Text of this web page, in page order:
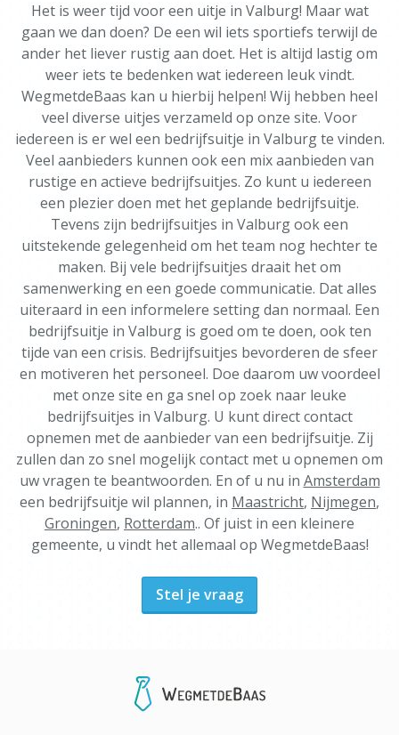
Het is weer tijd voor een uitje in Valburg! Maar wat
gaan we dan doen? De een wil iets sportiefs terwijl de
ander het liever rustig aan doet. Het is altijd lastig om
weer iets te bedenken wat iedereen leuk vindt.
WegmetdeBaas kan u hierbij helpen! Wij hebben heel
veel diverse uitjes verzameld op onze site. Voor
iedereen is er wel een bedrijfsuitje in Valburg te vinden.
Veel aanbieders kunnen ook een mix aanbieden van
rustige en actieve bedrijfsuitjes. Zo kunt u iedereen
een plezier doen met het geplande bedrijfsuitje.
Tevens zijn bedrijfsuitjes in Valburg ook een
uitstekende gelegenheid om het team nog hechter te
maken. Bij vele bedrijfsuitjes draait het om
samenwerking en een goede communicatie. Dat alles
uiteraard in een informelere setting dan normaal. Een
bedrijfsuitje in Valburg is goed om te doen, ook ten
tijde van een crisis. Bedrijfsuitjes bevorderen de sfeer
en motiveren het personeel. Doe daarom uw voordeel
met onze site en ga snel op zoek naar leuke
bedrijfsuitjes in Valburg. U kunt direct contact
opnemen met de aanbieder van een bedrijfsuitje. Zij
zullen dan zo snel mogelijk contact met u opnemen om
uw vragen te beantwoorden. En of u nu in Amsterdam
een bedrijfsuitje wil plannen, in Maastricht, Nijmegen,
Groningen, Rotterdam.. Of juist in een kleinere
gemeente, u vindt het allemaal op WegmetdeBaas!
Stel je vraag